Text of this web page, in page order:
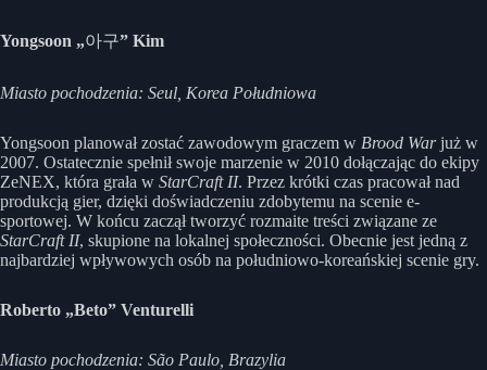
Yongsoon „아구” Kim
Miasto pochodzenia: Seul, Korea Południowa
Yongsoon planował zostać zawodowym graczem w Brood Warjuż w
2007. Ostatecznie spełnił swoje marzenie w 2010 dołączając do ekipy
ZeNEX, która grała w StarCraft II. Przez krótki czas pracował nad
produkcją gier, dzięki doświadczeniu zdobytemu na scenie e-
sportowej. W końcu zaczął tworzyć rozmaite treści związane ze
StarCraft II, skupione na lokalnej społeczności. Obecnie jest jedną z
najbardziej wpływowych osób na południowo-koreańskiej scenie gry.
Roberto „Beto” Venturelli
Miasto pochodzenia: São Paulo, Brazylia